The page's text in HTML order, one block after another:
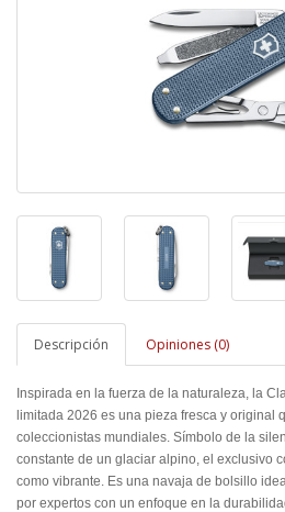
Descripción Opiniones (0)
Inspirada en la fuerza de la naturaleza, la
limitada 2026 es una pieza fresca y original
coleccionistas mundiales. Símbolo de la
constante de un glaciar alpino, el exclusivo
como vibrante. Es una navaja de bolsillo
por expertos con un enfoque en la